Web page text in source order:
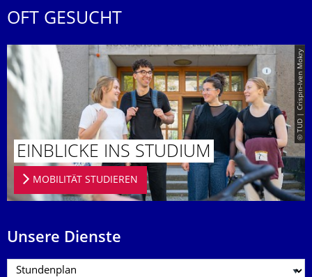
OFT GESUCHT
© TUD | Crispin-Iven Mokry
EINBLICKE INS STUDIUM
MOBILITÄT STUDIEREN
Unsere Dienste